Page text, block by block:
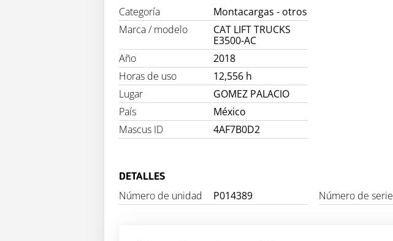
Categoría
Montacargas - otros
Marca / modelo
CAT LIFT TRUCKS
E3500-AC
Año
2018
Horas de uso
12,556 h
Lugar
GOMEZ PALACIO
País
México
Mascus ID
4AF7B0D2
DETALLES
Número de unidad P014389 Número de serie